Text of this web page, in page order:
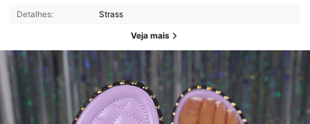
Detalhes: Strass
Veja mais